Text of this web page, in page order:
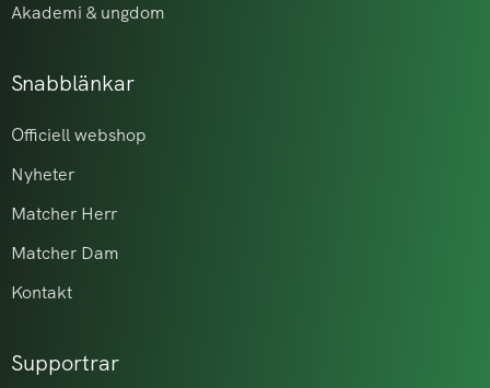
Akademi & ungdom
Snabblänkar
Officiell webshop
Nyheter
Matcher Herr
Matcher Dam
Kontakt
Supportrar